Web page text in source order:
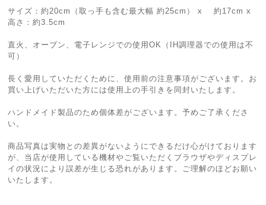
サイズ：約20cm（取っ手も含む最大幅 約25cm） x 約17cm x
高さ：約3.5cm
直火、オーブン、電子レンジでの使用OK（IH調理器での使用は不
可）
長く愛用していただくために、使用前の注意事項がございます。お
買い上げいただいた方には使用上の手引きを同封いたします。
ハンドメイド製品のため個体差がございます。予めご了承くださ
い。
商品写真は実物との差異がないようにできるだけ心がけております
が、当店が使用している機材やご覧いただくブラウザやディスプレ
イの状況により誤差が生じる恐れがあります。ご理解のほどお願い
いたします。